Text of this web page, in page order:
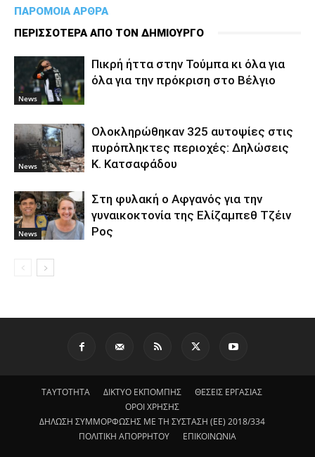
ΠΑΡΟΜΟΙΑ ΑΡΘΡΑ
ΠΕΡΙΣΣΟΤΕΡΑ ΑΠΟ ΤΟΝ ΔΗΜΙΟΥΡΓΟ
News
Πικρή ήττα στην Τούμπα κι όλα για
όλα για την πρόκριση στο Βέλγιο
News
Ολοκληρώθηκαν 325 αυτοψίες στις
πυρόπληκτες περιοχές: Δηλώσεις
Κ. Κατσαφάδου
News
Στη φυλακή ο Aφγανός για την
γυναικοκτονία της Ελίζαμπεθ Τζέιν
Ρος
ΤΑΥΤΟΤΗΤΑ ΔΙΚΤΥΟ ΕΚΠΟΜΠΗΣ
ΘΕΣΕΙΣ ΕΡΓΑΣΙΑΣ
ΟΡΟΙ ΧΡΗΣΗΣ
ΔΗΛΩΣΗ ΣΥΜΜΟΡΦΩΣΗΣ ΜΕ ΤΗ ΣΥΣΤΑΣΗ (ΕΕ) 2018/334
ΠΟΛΙΤΙΚΗ ΑΠΟΡΡΗΤΟΥ
ΕΠΙΚΟΙΝΩΝΙΑ